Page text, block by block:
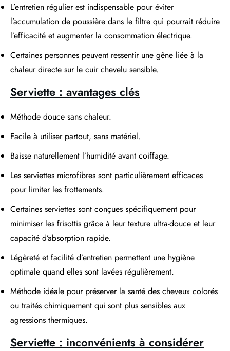
L’entretien régulier est indispensable pour éviter
l’accumulation de poussière dans le filtre qui pourrait réduire
l’efficacité et augmenter la consommation électrique.
Certaines personnes peuvent ressentir une gêne liée à la
chaleur directe sur le cuir chevelu sensible.
Serviette : avantages clés
Méthode douce sans chaleur.
Facile à utiliser partout, sans matériel.
Baisse naturellement l’humidité avant coiffage.
Les serviettes microfibres sont particulièrement efficaces
pour limiter les frottements.
Certaines serviettes sont conçues spécifiquement pour
minimiser les frisottis grâce à leur texture ultra-douce et leur
capacité d’absorption rapide.
Légèreté et facilité d’entretien permettent une hygiène
optimale quand elles sont lavées régulièrement.
Méthode idéale pour préserver la santé des cheveux colorés
ou traités chimiquement qui sont plus sensibles aux
agressions thermiques.
Serviette : inconvénients à considérer